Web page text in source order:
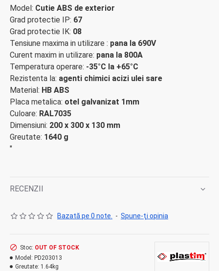
Model: Cutie ABS de exterior
Grad protectie IP: 67
Grad protectie IK: 08
Tensiune maxima in utilizare : pana la 690V
Curent maxim in utilizare: pana la 800A
Temperatura operare: -35°C la +65°C
Rezistenta la: agenti chimici acizi ulei sare
Material: HB ABS
Placa metalica: otel galvanizat 1mm
Culoare: RAL7035
Dimensiuni: 200 x 300 x 130 mm
Greutate: 1640 g
"
RECENZII
Bazată pe 0 note. - Spune-ţi opinia
Stoc: OUT OF STOCK
Model: PD203013
Greutate: 1.64kg